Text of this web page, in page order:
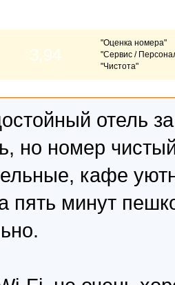
3,94
"Оценка номера"
"Сервис /
"Чистота"
отель за
но номер
кафе
пять минут